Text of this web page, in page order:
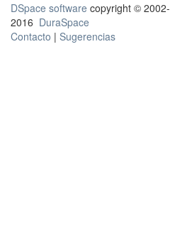
DSpace software copyright © 2002-
2016 DuraSpace
Contacto | Sugerencias